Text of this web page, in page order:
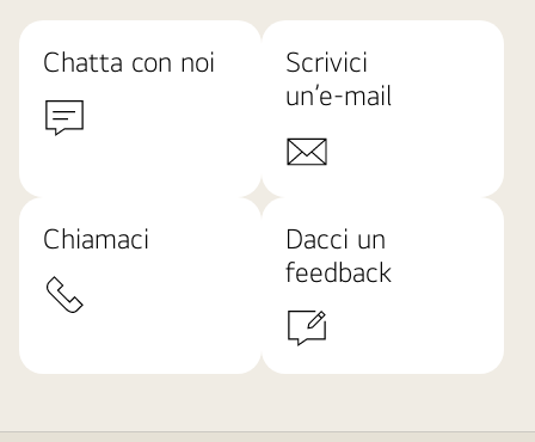
Chatta con noi
Scrivici
un’e-mail
Chiamaci
Dacci un
feedback